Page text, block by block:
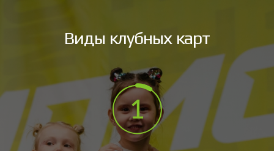
Виды клубных карт